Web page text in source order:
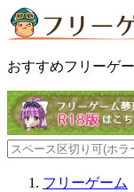
おすすめフリーゲ
フリーゲーム